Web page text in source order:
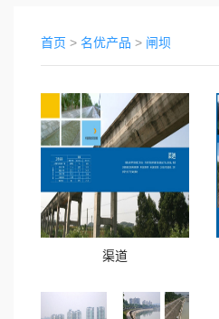
首页 > 名优产品 > 闸坝
渠道